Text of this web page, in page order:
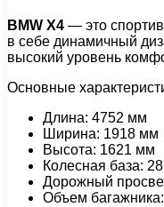
BMW X4 — это
в себе динамичный
высокий уровень
Основные
Длина: 4752 мм
Ширина: 1918 мм
Высота: 1621 мм
Колесная база:
Дорожный
Объем